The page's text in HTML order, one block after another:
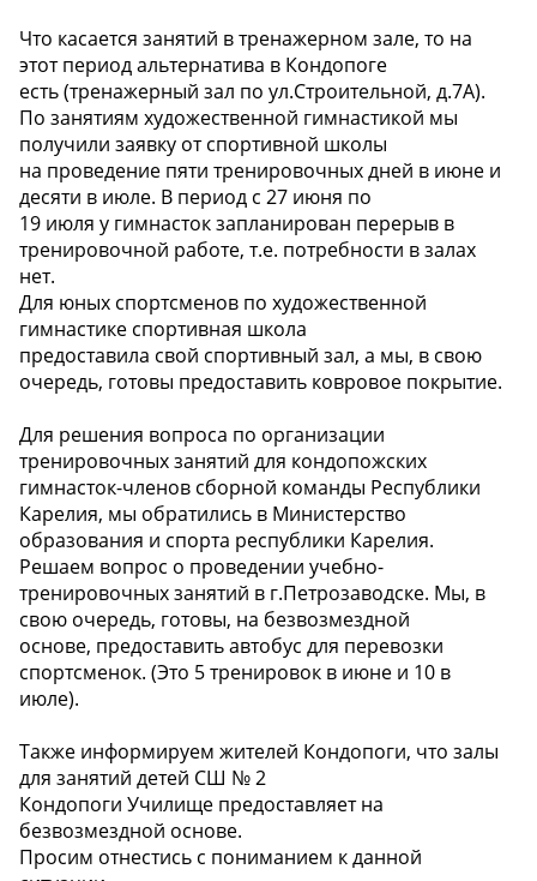
Что касается занятий в тренажерном зале, то на
этот период альтернатива в Кондопоге
есть (тренажерный зал по ул.Строительной, д.7А).
По занятиям художественной гимнастикой мы
получили заявку от спортивной школы
на проведение пяти тренировочных дней в июне и
десяти в июле. В период с 27 июня по
19 июля у гимнасток запланирован перерыв в
тренировочной работе, т.е. потребности в залах
нет.
Для юных спортсменов по художественной
гимнастике спортивная школа
предоставила свой спортивный зал, а мы, в свою
очередь, готовы предоставить ковровое покрытие.
Для решения вопроса по организации
тренировочных занятий для кондопожских
гимнасток-членов сборной команды Республики
Карелия, мы обратились в Министерство
образования и спорта республики Карелия.
Решаем вопрос о проведении учебно-
тренировочных занятий в г.Петрозаводске. Мы, в
свою очередь, готовы, на безвозмездной
основе, предоставить автобус для перевозки
спортсменок. (Это 5 тренировок в июне и 10 в
июле).
Также информируем жителей Кондопоги, что залы
для занятий детей СШ № 2
Кондопоги Училище предоставляет на
безвозмездной основе.
Просим отнестись с пониманием к данной